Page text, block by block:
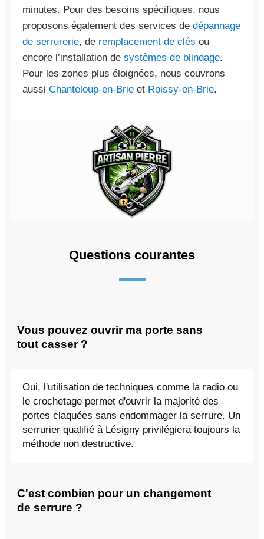
minutes. Pour des besoins spécifiques, nous
proposons également des services de dépannage
de serrurerie, de remplacement de clés ou
encore l’installation de systèmes de blindage.
Pour les zones plus éloignées, nous couvrons
aussi Chanteloup-en-Brie et Roissy-en-Brie.
Questions courantes
Vous pouvez ouvrir ma porte sans
tout casser ?
Oui, l'utilisation de techniques comme la radio ou
le crochetage permet d'ouvrir la majorité des
portes claquées sans endommager la serrure. Un
serrurier qualifié à Lésigny privilégiera toujours la
méthode non destructive.
C'est combien pour un changement
de serrure ?